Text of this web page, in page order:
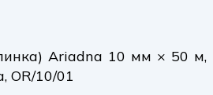
Ariadna 10 мм × 50 м,
OR/10/01